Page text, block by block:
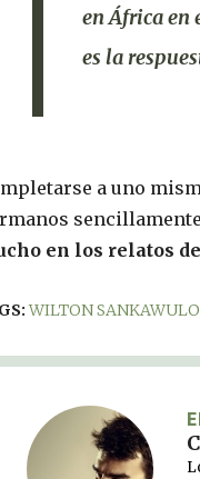
en África en
es la
a uno
en los relatos
WILTON SANKAWULO